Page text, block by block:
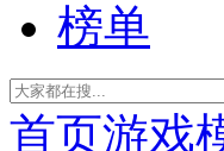
榜单
首页游戏